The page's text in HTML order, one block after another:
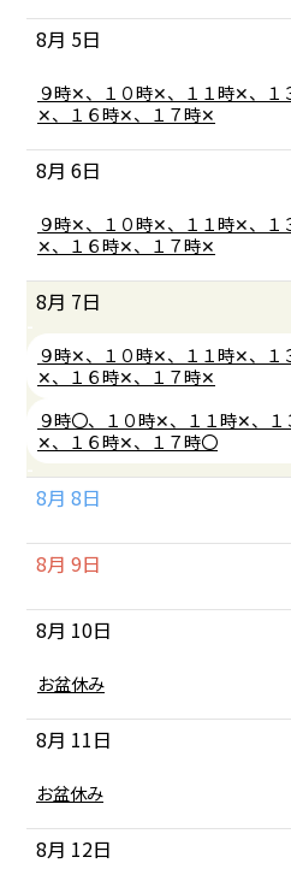
8
月
2026
8月 5
水
曜
8
月
2026
９時✕、１０時✕、１１時✕、
✕、１６時✕、１７時✕
8月 6
木
曜
8
月
2026
９時✕、１０時✕、１１時✕、
✕、１６時✕、１７時✕
8月 7
金
曜
8
月
2026
９時✕、１０時✕、１１時✕、
✕、１６時✕、１７時✕
金
曜
8
月
2026
９時〇、１０時✕、１１時✕、
✕、１６時✕、１７時〇
8月 8
8月 9
8月 10
月
日,
8
10th
お盆休み
8月 11
月
日,
8
お盆休み
8月 12